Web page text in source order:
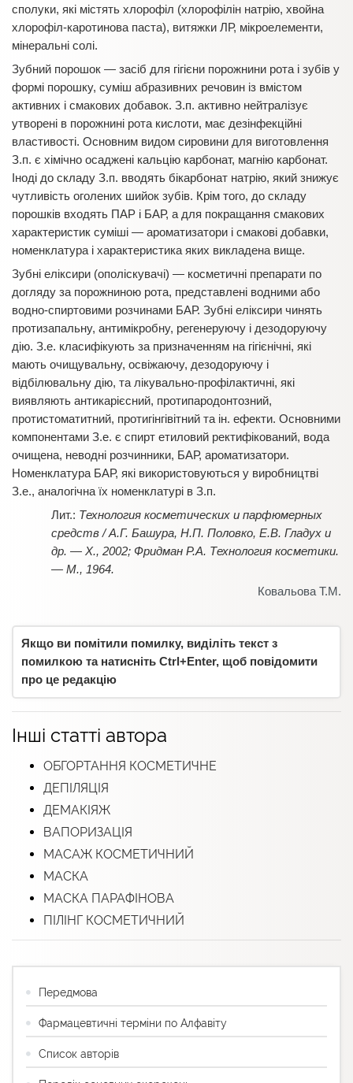
сполуки, які містять хлорофіл (хлорофілін натрію, хвойна
хлорофіл-каротинова паста), витяжки ЛР, мікроелементи,
мінеральні солі.
Зубний порошок — засіб для гігієни порожнини рота і зубів у
формі порошку, суміш абразивних речовин із вмістом
активних і смакових добавок. З.п. активно нейтралізує
утворені в порожнині рота кислоти, має дезінфекційні
властивості. Основним видом сировини для виготовлення
З.п. є хімічно осаджені кальцію карбонат, магнію карбонат.
Іноді до складу З.п. вводять бікарбонат натрію, який знижує
чутливість оголених шийок зубів. Крім того, до складу
порошків входять ПАР і БАР, а для покращання смакових
характеристик суміші — ароматизатори і смакові добавки,
номенклатура і характеристика яких викладена вище.
Зубні еліксири (ополіскувачі) — косметичні препарати по
догляду за порожниною рота, представлені водними або
водно-спиртовими розчинами БАР. Зубні еліксири чинять
протизапальну, антимікробну, регенеруючу і дезодоруючу
дію. З.е. класифікують за призначенням на гігієнічні, які
мають очищувальну, освіжаючу, дезодоруючу і
відбілювальну дію, та лікувально-профілактичні, які
виявляють антикарієсний, протипародонтозний,
протистоматитний, протигінгівітний та ін. ефекти. Основними
компонентами З.е. є спирт етиловий ректифікований, вода
очищена, неводні розчинники, БАР, ароматизатори.
Номенклатура БАР, які використовуються у виробництві
З.е., аналогічна їх номенклатурі в З.п.
Технология косметических и парфюмерных
средств / А.Г. Башура, Н.П. Половко, Е.В. Гладух и
др. — Х., 2002; Фридман Р.А. Технология косметики.
— М., 1964.
Ковальова Т.М.
Якщо ви помітили помилку, виділіть текст з
помилкою та натисніть Ctrl+Enter, щоб повідомити
про це редакцію
Інші статті автора
ОБГОРТАННЯ КОСМЕТИЧНЕ
ДЕПІЛЯЦІЯ
ДЕМАКІЯЖ
ВАПОРИЗАЦІЯ
МАСАЖ КОСМЕТИЧНИЙ
МАСКА
МАСКА ПАРАФІНОВА
ПІЛІНГ КОСМЕТИЧНИЙ
Передмова
Фармацевтичні терміни по Алфавіту
Список авторів